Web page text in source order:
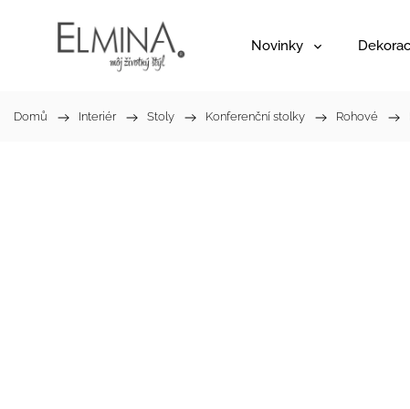
Novinky
Domů / Interiér / Stoly / Konferenční stolky / Rohové /